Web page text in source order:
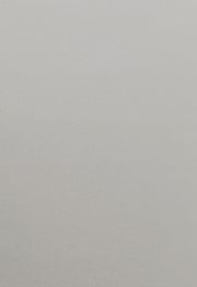
未成年的使用者，請事先徵
若您對於個人資料之處理、
繫恩沛科技股份有限公司。
要之購買訂單資訊提供予